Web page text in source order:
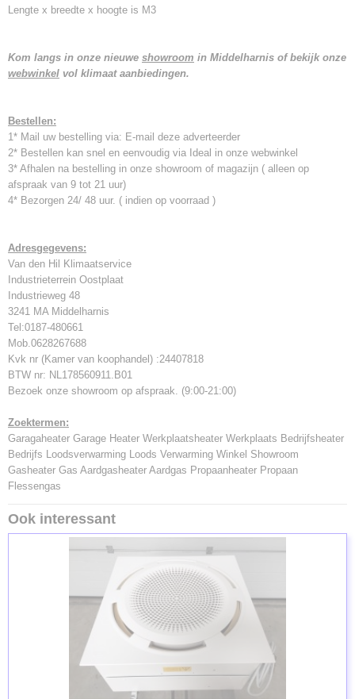
Lengte x breedte x hoogte is M3
Kom langs in onze nieuwe showroom in Middelharnis of bekijk onze
webwinkel vol klimaat aanbiedingen.
Bestellen:
1* Mail uw bestelling via: E-mail deze adverteerder
2* Bestellen kan snel en eenvoudig via Ideal in onze webwinkel
3* Afhalen na bestelling in onze showroom of magazijn ( alleen op
afspraak van 9 tot 21 uur)
4* Bezorgen 24/ 48 uur. ( indien op voorraad )
Adresgegevens:
Van den Hil Klimaatservice
Industrieterrein Oostplaat
Industrieweg 48
3241 MA Middelharnis
Tel:0187-480661
Mob.0628267688
Kvk nr (Kamer van koophandel) :24407818
BTW nr: NL178560911.B01
Bezoek onze showroom op afspraak. (9:00-21:00)
Zoektermen:
Garagaheater Garage Heater Werkplaatsheater Werkplaats Bedrijfsheater
Bedrijfs Loodsverwarming Loods Verwarming Winkel Showroom
Gasheater Gas Aardgasheater Aardgas Propaanheater Propaan
Flessengas
Ook interessant